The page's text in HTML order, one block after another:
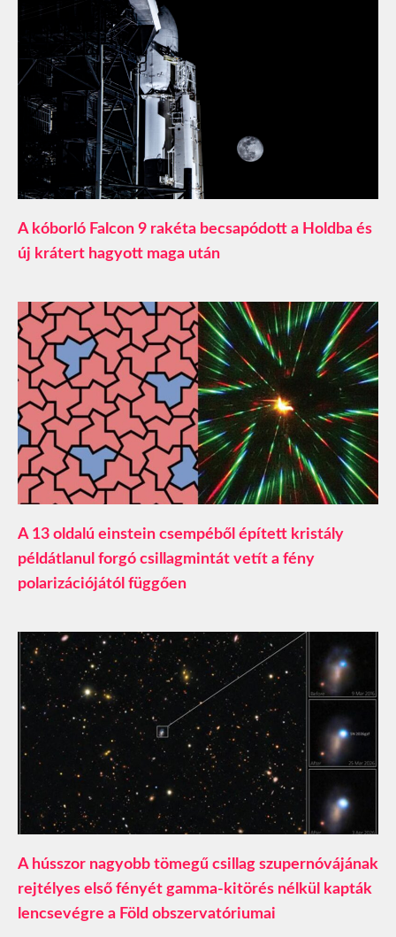
A kóborló Falcon 9 rakéta becsapódott a Holdba és
új krátert hagyott maga után
A 13 oldalú einstein csempéből épített kristály
példátlanul forgó csillagmintát vetít a fény
polarizációjától függően
A hússzor nagyobb tömegű csillag szupernóvájának
rejtélyes első fényét gamma-kitörés nélkül kapták
lencsevégre a Föld obszervatóriumai